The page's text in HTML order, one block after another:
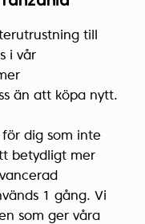
till
i vår
än att köpa nytt.
för dig som inte
betydligt mer
1 gång. Vi
som ger våra